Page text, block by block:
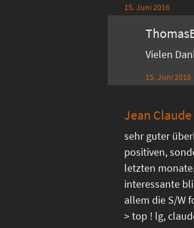
15. Juni 2016
Vielen
15. Juni 2016
Jean
sehr guter
positiven,
letzten
interessante
allem die S/W
> top ! lg,